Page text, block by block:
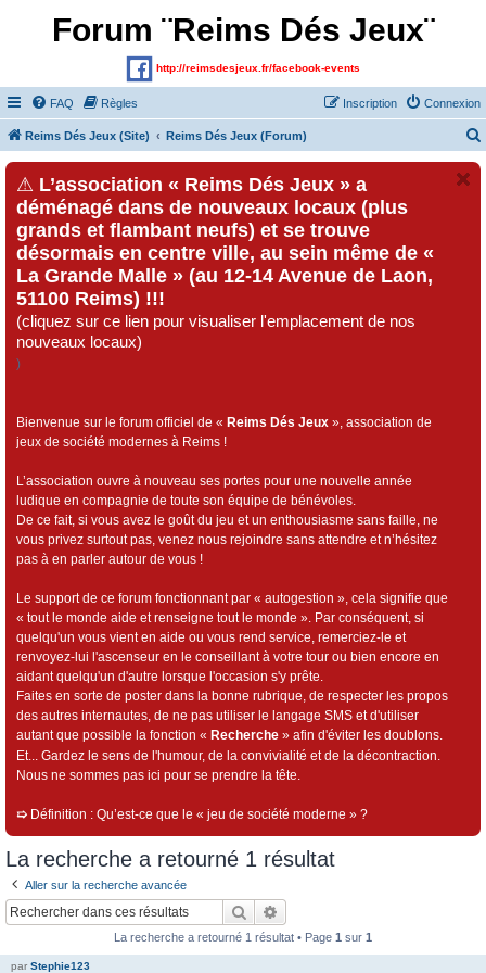
Forum ¨Reims Dés Jeux¨
http://reimsdesjeux.fr/facebook-events
FAQ Règles Connexion
Inscription
Reims Dés Jeux (Site) Reims Dés Jeux (Forum)
⚠ L’association « Reims Dés Jeux » a
déménagé dans de nouveaux locaux (plus
grands et flambant neufs) et se trouve
désormais en centre ville, au sein même de «
La Grande Malle » (au 12-14 Avenue de Laon,
51100 Reims) !!!
(cliquez sur ce lien pour visualiser l'emplacement de nos
nouveaux locaux)
)
Bienvenue sur le forum officiel de « Reims Dés Jeux », association de
jeux de société modernes à Reims !
L’association ouvre à nouveau ses portes pour une nouvelle année
ludique en compagnie de toute son équipe de bénévoles.
De ce fait, si vous avez le goût du jeu et un enthousiasme sans faille, ne
vous privez surtout pas, venez nous rejoindre sans attendre et n’hésitez
pas à en parler autour de vous !
Le support de ce forum fonctionnant par « autogestion », cela signifie que
« tout le monde aide et renseigne tout le monde ». Par conséquent, si
quelqu'un vous vient en aide ou vous rend service, remerciez-le et
renvoyez-lui l'ascenseur en le conseillant à votre tour ou bien encore en
aidant quelqu'un d'autre lorsque l'occasion s'y prête.
Faites en sorte de poster dans la bonne rubrique, de respecter les propos
des autres internautes, de ne pas utiliser le langage SMS et d'utiliser
autant que possible la fonction « Recherche » afin d'éviter les doublons.
Et... Gardez le sens de l'humour, de la convivialité et de la décontraction.
Nous ne sommes pas ici pour se prendre la tête.
➯ Définition : Qu’est-ce que le « jeu de société moderne » ?
La recherche a retourné 1 résultat
Aller sur la recherche avancée
Rechercher
La recherche a retourné 1 résultat • Page 1 sur 1
par Stephie123